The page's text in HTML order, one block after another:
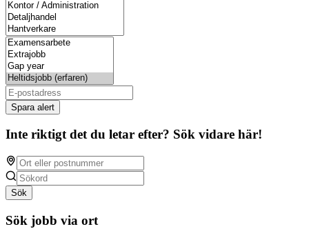
Spara alert
Inte riktigt det du letar efter? Sök vidare här!
Sök
Sök jobb via ort